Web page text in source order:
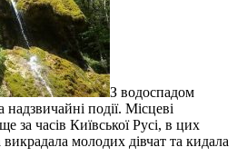
З водоспадом
надзвичайні події. Місцеві
за часів Київської Русі, в цих
молодих дівчат та кидала